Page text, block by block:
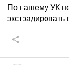
По нашему УК
экстрадировать